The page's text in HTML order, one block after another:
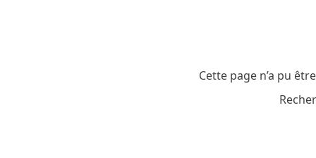
Cette page n’a pu